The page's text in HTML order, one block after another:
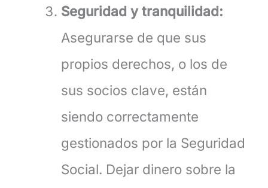
Seguridad y tranquilidad:
Asegurarse de que sus
propios derechos, o los de
sus socios clave, están
siendo correctamente
gestionados por la Seguridad
Social. Dejar dinero sobre la